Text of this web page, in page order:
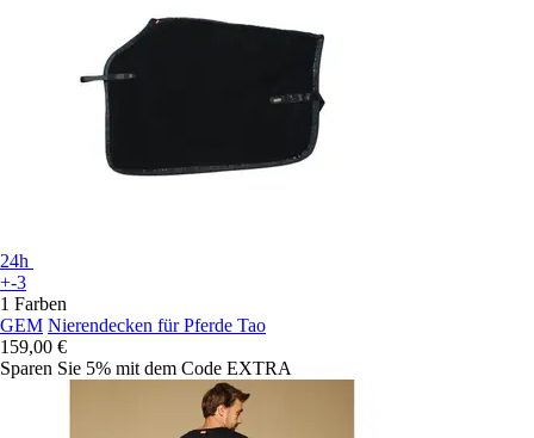
24h
+-3
1 Farben
GEM Nierendecken für Pferde Tao
159,00 €
Sparen Sie 5% mit dem Code EXTRA